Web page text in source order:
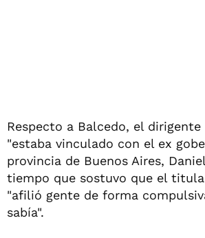
Respecto a Balcedo, el
"estaba vinculado con el ex
provincia de Buenos Aires,
tiempo que sostuvo que el
"afilió gente de forma
sabía".